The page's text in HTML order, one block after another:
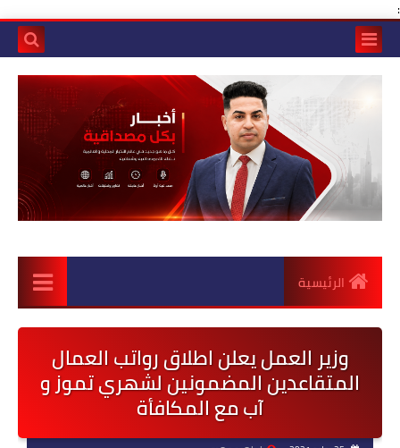
:
الرئيسية
وزير العمل يعلن اطلاق رواتب العمال
المتقاعدين المضمونين لشهري تموز و
آب مع المكافأة